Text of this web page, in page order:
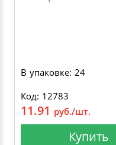
В упаковке: 24
Код: 12783
11.91 руб./шт.
Купить